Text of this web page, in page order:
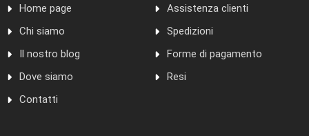
Home page
Chi siamo
Il nostro blog
Dove siamo
Contatti
Assistenza clienti
Spedizioni
Forme di pagamento
Resi